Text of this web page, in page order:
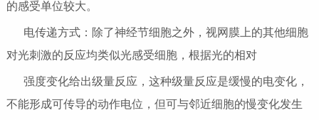
的感受单位较大。
电传递方式：除了神经节细胞之外，视网膜上的其他细胞
对光刺激的反应均类似光感受细胞，根据光的相对
强度变化给出级量反应，这种级量反应是缓慢的电变化，
不能形成可传导的动作电位，但可与邻近细胞的慢变化发生